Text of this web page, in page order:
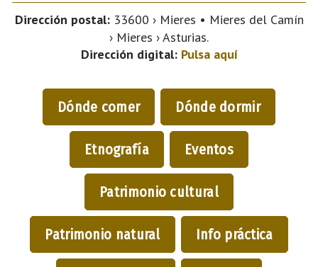
Dirección postal:33600 › Mieres • Mieres del Camín
› Mieres › Asturias.
Dirección digital: Pulsa aquí
Dónde comer Dónde dormir
Etnografía Eventos
Patrimonio cultural
Patrimonio natural Info práctica